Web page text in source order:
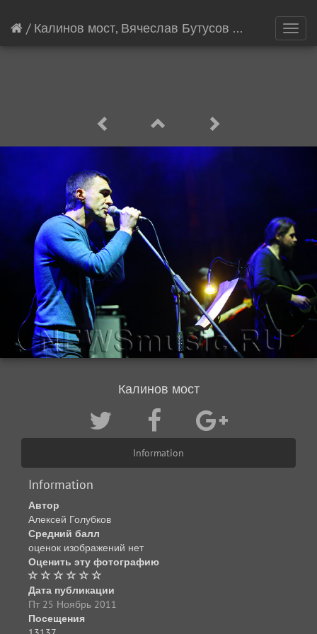
/ Калинов мост, Вячеслав Бутусов
Калинов мост
Information
Information
Автор
Алексей Голубков
Средний балл
оценок изображений нет
Оценить эту фотографию
Дата публикации
Пт 25 Ноябрь 2011
Посещения